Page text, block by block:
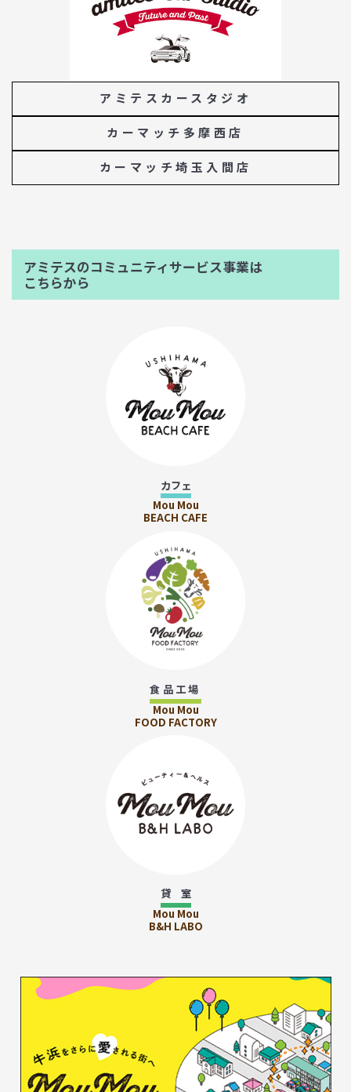
アミテスカースタジオ
カーマッチ多摩西店
カーマッチ埼玉入間店
アミテスのコミュニティサービス事業は
こちらから
カフェ
Mou Mou
BEACH CAFE
食品工場
Mou Mou
FOOD FACTORY
貸 室
Mou Mou
B&H LABO